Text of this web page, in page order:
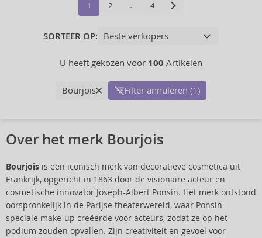
1 2 … 4
SORTEER OP:
U heeft gekozen voor 100 Artikelen
Bourjois Filter annuleren (1)
Over het merk Bourjois
Bourjois is een iconisch merk van decoratieve cosmetica uit
Frankrijk, opgericht in 1863 door de visionaire acteur en
cosmetische innovator Joseph-Albert Ponsin. Het merk ontstond
oorspronkelijk in de Parijse theaterwereld, waar Ponsin
speciale make-up creëerde voor acteurs, zodat ze op het
podium zouden opvallen. Zijn creativiteit en gevoel voor